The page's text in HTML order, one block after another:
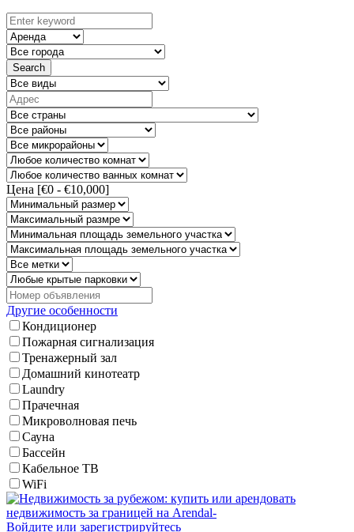
Search
Цена [€0 - €10,000]
Другие особенности
Кондиционер
Пожарная сигнализация
Тренажерный зал
Домашний кинотеатр
Laundry
Прачечная
Микроволновая печь
Сауна
Бассейн
Кабельное ТВ
WiFi
Войдите или зарегистрируйтесь